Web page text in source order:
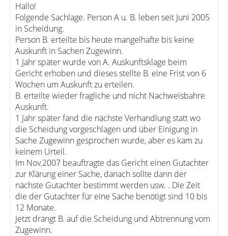
Hallo!
Folgende Sachlage. Person A u. B. leben seit Juni 2005
in Scheidung.
Person B. erteilte bis heute mangelhafte bis keine
Auskunft in Sachen Zugewinn.
1 Jahr später wurde von A. Auskunftsklage beim
Gericht erhoben und dieses stellte B. eine Frist von 6
Wochen um Auskunft zu erteilen.
B. erteilte wieder fragliche und nicht Nachweisbahre
Auskunft.
1 Jahr später fand die nächste Verhandlung statt wo
die Scheidung vorgeschlagen und über Einigung in
Sache Zugewinn gesprochen wurde, aber es kam zu
keinem Urteil.
Im Nov.2007 beauftragte das Gericht einen Gutachter
zur Klärung einer Sache, danach sollte dann der
nächste Gutachter bestimmt werden usw. . Die Zeit
die der Gutachter für eine Sache benötigt sind 10 bis
12 Monate.
Jetzt drängt B. auf die Scheidung und Abtrennung vom
Zugewinn.